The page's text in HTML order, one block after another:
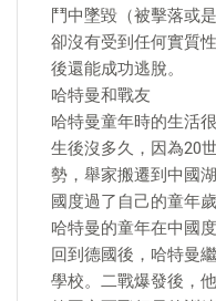
鬥中墜毀（被擊落或
卻沒有受到任何實質
後還能成功逃脫。
哈特曼和戰友
哈特曼童年時的生活
生後沒多久，因為20
勢，舉家搬遷到中國
國度過了自己的童年
哈特曼的童年在中國
回到德國後，哈特曼
學校。二戰爆發後，